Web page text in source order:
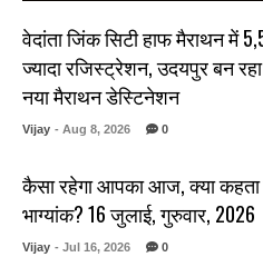
वेदांता जिंक सिटी हाफ मैराथन में
ज्यादा रजिस्ट्रेशन, उदयपुर बन
नया मैराथन डेस्टिनेशन
Vijay - Aug 8, 2026 0
कैसा रहेगा आपका आज, क्या
भाग्यांक? 16 जुलाई, गुरुवार, 2026
Vijay - Jul 16, 2026 0